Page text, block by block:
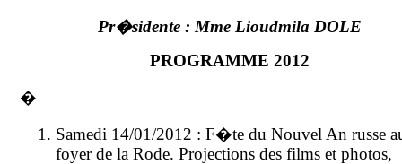
Pr�sidente : Mme Lioudmila DOLE
PROGRAMME 2012
�
Samedi 14/01/2012 : F�te du Nouvel An russe
foyer de la Rode. Projections des films et photos,